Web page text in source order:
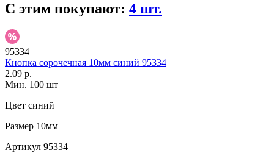
С этим покупают: 4 шт.
95334
Кнопка сорочечная 10мм синий 95334
2.09 р.
Мин. 100 шт
Цвет синий
Размер 10мм
Артикул 95334